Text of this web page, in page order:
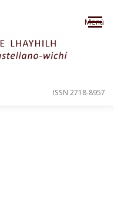
Menú
ISSN 2718-8957